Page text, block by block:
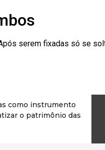
serem fixadas só se
como instrumento
o patrimônio das